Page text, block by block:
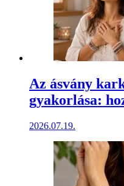
Az ásvány
gyakorlása:
2026.07.19.